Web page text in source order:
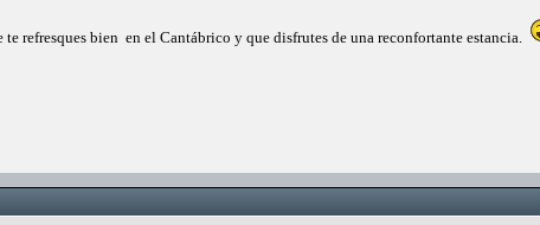
refresques bien en el Cantábrico y que disfrutes de una reconfortante estancia.